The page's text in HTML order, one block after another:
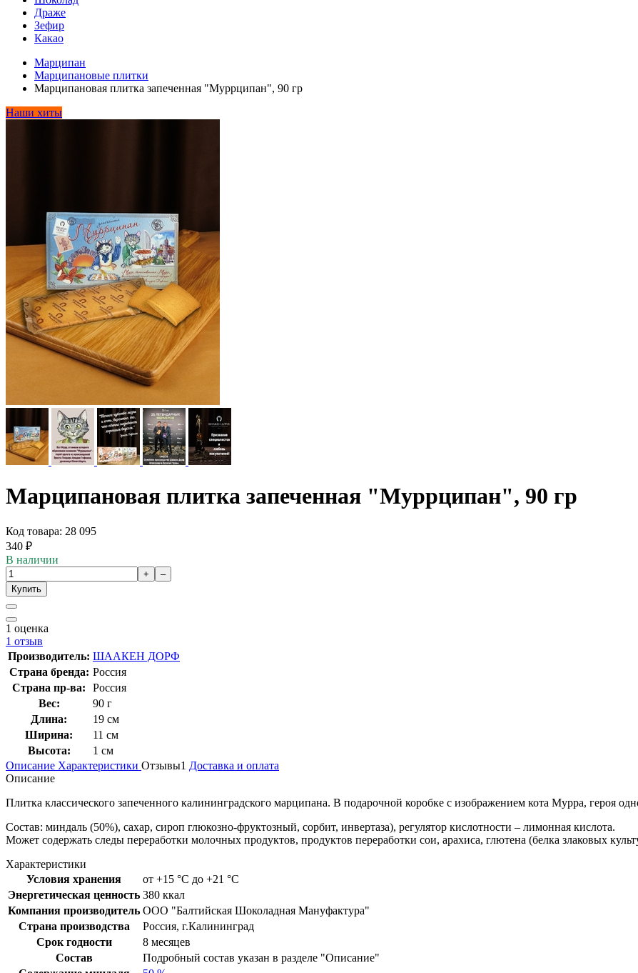
Драже
Зефир
Какао
Марципан
Марципановые плитки
Марципановая плитка запеченная "Муррципан", 90 гр
Наши хиты
Марципановая плитка запеченная "Муррципан", 90 гр
Код товара: 28 095
340 ₽
В наличии
+
–
Купить
1 оценка
1 отзыв
Производитель: ШААКЕН ДОРФ
Страна бренда: Россия
Страна пр-ва:
Россия
Вес:
90 г
Длина:
19 см
Ширина:
11 см
Высота:
1 см
Описание Характеристики Отзывы1 Доставка и оплата
Описание
Плитка классического запеченного калининградского марципана. В подарочной коробке с изображением кота Мурра, героя
Состав: миндаль (50%), сахар, сироп глюкозно-фруктозный, сорбит, инвертаза), регулятор кислотности – лимонная кислота.
Может содержать следы переработки молочных продуктов, продуктов переработки сои, арахиса, глютена (белка злаковых
Характеристики
Условия хранения
от +15 °C до +21 °C
Энергетическая ценность 380 ккал
Компания производитель ООО "Балтийская Шоколадная Мануфактура"
Страна производства
Россия, г.Калининград
Срок годности
8 месяцев
Состав
Подробный состав указан в разделе "Описание"